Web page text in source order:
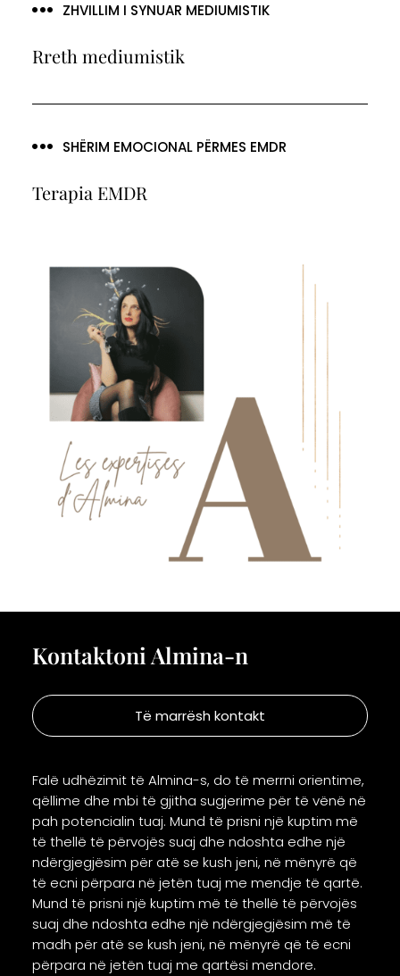
ZHVILLIM I SYNUAR MEDIUMISTIK
Rreth mediumistik
SHËRIM EMOCIONAL PËRMES EMDR
Terapia EMDR
Kontaktoni Almina-n
Të marrësh kontakt
Falë udhëzimit të Almina-s, do të merrni orientime,
qëllime dhe mbi të gjitha sugjerime për të vënë në
pah potencialin tuaj. Mund të prisni një kuptim më
të thellë të përvojës suaj dhe ndoshta edhe një
ndërgjegjësim për atë se kush jeni, në mënyrë që
të ecni përpara në jetën tuaj me mendje të qartë.
Mund të prisni një kuptim më të thellë të përvojës
suaj dhe ndoshta edhe një ndërgjegjësim më të
madh për atë se kush jeni, në mënyrë që të ecni
përpara në jetën tuaj me qartësi mendore.